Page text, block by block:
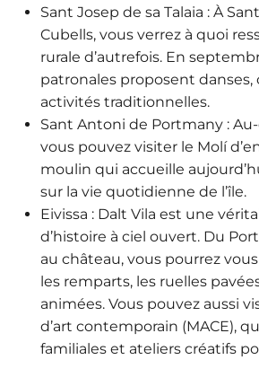
Sant Josep de sa Talaia : À
Cubells, vous verrez à quoi
rurale d’autrefois. En
patronales proposent danses,
activités traditionnelles.
Sant Antoni de Portmany :
vous pouvez visiter le Molí
moulin qui accueille
sur la vie quotidienne de l’île.
Eivissa : Dalt Vila est une
d’histoire à ciel ouvert. Du
au château, vous pourrez
les remparts, les ruelles
animées. Vous pouvez aussi
d’art contemporain (MACE),
familiales et ateliers créatifs